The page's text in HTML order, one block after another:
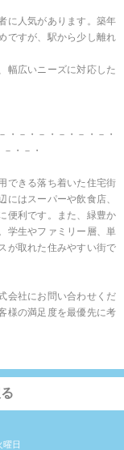
に人気があります。築年
ですが、駅から少し離れ
幅広いニーズに対応した
・－・－・－・－・－・
・－・
できる落ち着いた住宅街
はスーパーや飲食店、
便利です。また、緑豊か
学生やファミリー層、単
が取れた住みやすい街で
会社にお問い合わせくだ
様の満足度を最優先に考
曜日